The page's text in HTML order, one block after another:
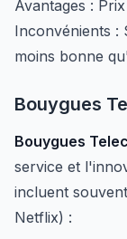
Avantages :
Inconvénients :
moins bonne
Bouygues
Bouygues
service et
incluent
Netflix) :